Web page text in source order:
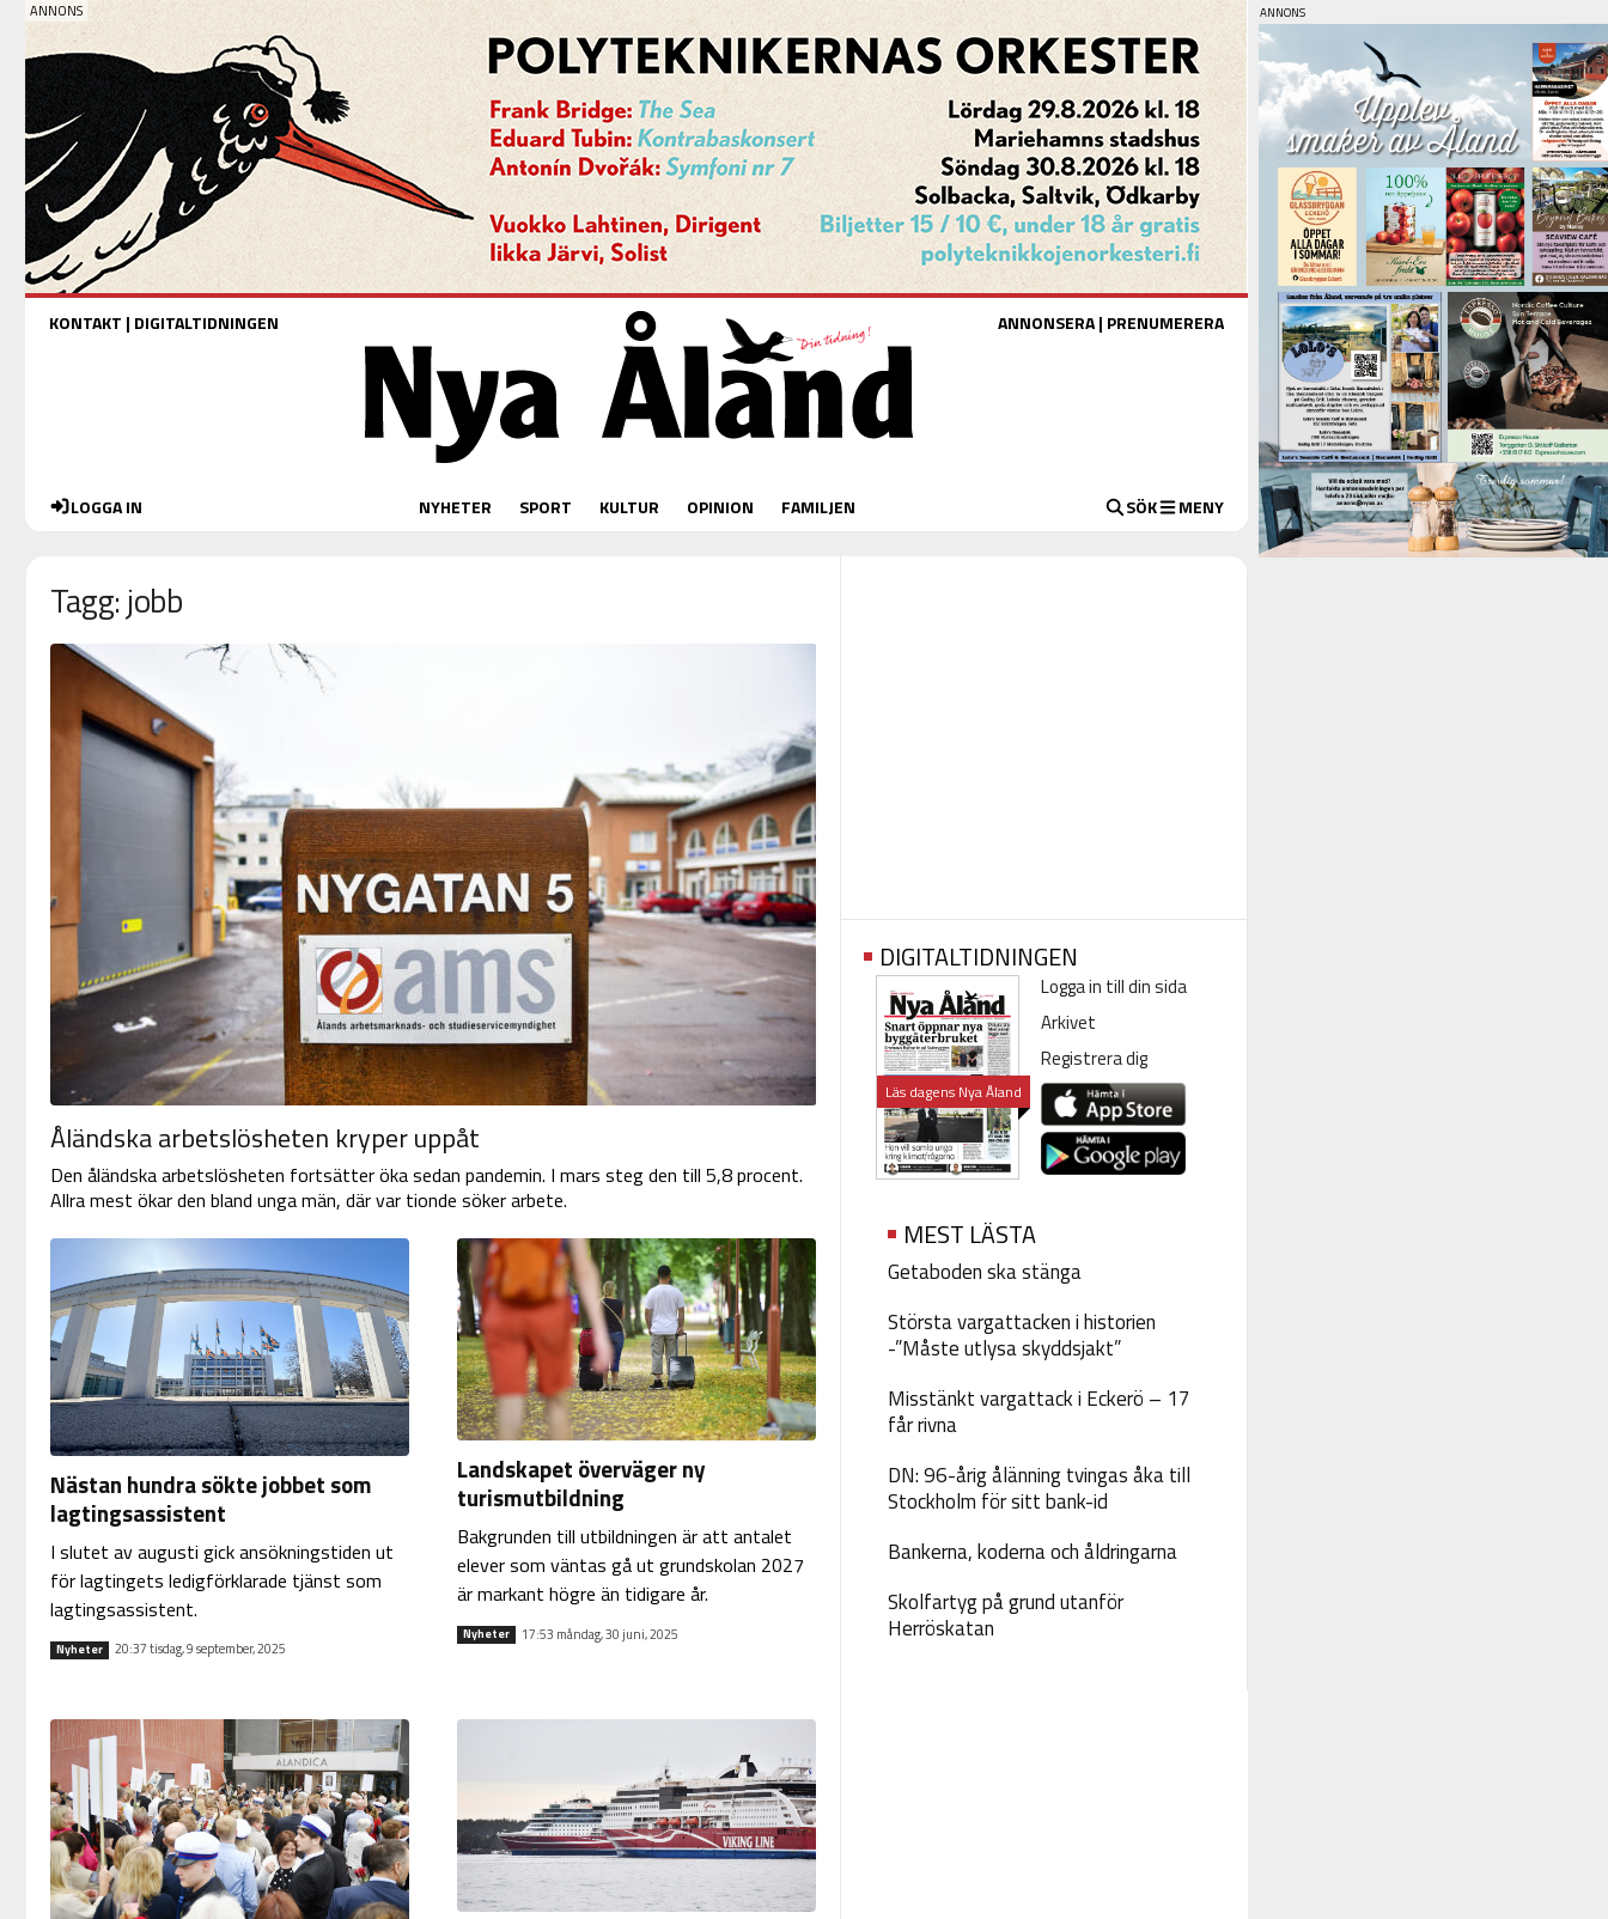
KONTAKT | DIGITALTIDNINGEN ANNONSERA| PRENUMERERA
LOGGA IN NYHETER SPORT KULTUR OPINION FAMILJEN SÖK MENY
Tagg: jobb
Åländska arbetslösheten kryper uppåt
Den åländska arbetslösheten fortsätter öka sedan pandemin. I mars steg den till 5,8 procent.
Allra mest ökar den bland unga män, där var tionde söker arbete.
Nästan hundra sökte jobbet som
lagtingsassistent
I slutet av augusti gick ansökningstiden ut
för lagtingets ledigförklarade tjänst som
lagtingsassistent.
Nyheter 20:37 tisdag, 9 september, 2025
Landskapet överväger ny
turismutbildning
Bakgrunden till utbildningen är att antalet
elever som väntas gå ut grundskolan 2027
är markant högre än tidigare år.
Nyheter 17:53 måndag, 30 juni, 2025
DIGITALTIDNINGEN
Läs dagens Nya Åland
Logga in till din sida
Arkivet
Registrera dig
MEST LÄSTA
Getaboden ska stänga
Största vargattacken i historien
-”Måste utlysa skyddsjakt”
Misstänkt vargattack i Eckerö – 17
får rivna
DN: 96-årig ålänning tvingas åka till
Stockholm för sitt bank-id
Bankerna, koderna och åldringarna
Skolfartyg på grund utanför
Herröskatan